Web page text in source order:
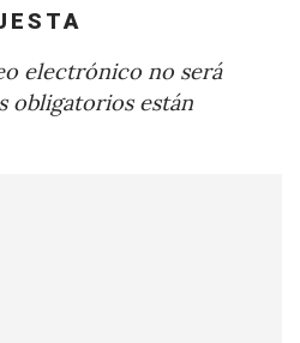
electrónico no será
obligatorios están